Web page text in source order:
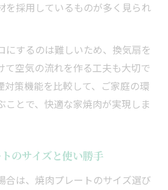
を採用しているものが多く見られ
にするのは難しいため、換気扇を
て空気の流れを作る工夫も大切で
対策機能を比較して、ご家庭の環
ことで、快適な家焼肉が実現しま
のサイズと使い勝手
合は、焼肉プレートのサイズ選び